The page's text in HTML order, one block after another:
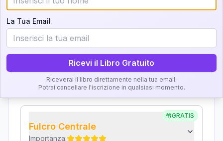
Zona del Ritratto
Importanza:
Karma Genitore-Figlio
Importanza:
GRATIS
Fulcro Centrale
Importanza:
La Tua Email
Ricevi il Libro Gratuito
Riceverai il libro direttamente nella tua email.
Potrai cancellare l'iscrizione in qualsiasi momento.